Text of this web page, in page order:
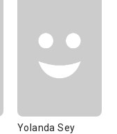
Yolanda Sey